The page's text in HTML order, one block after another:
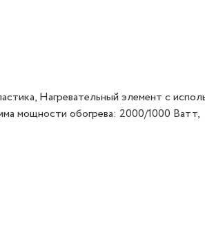
Нагревательный элемент с
мощности обогрева: 2000/1000 Ватт,